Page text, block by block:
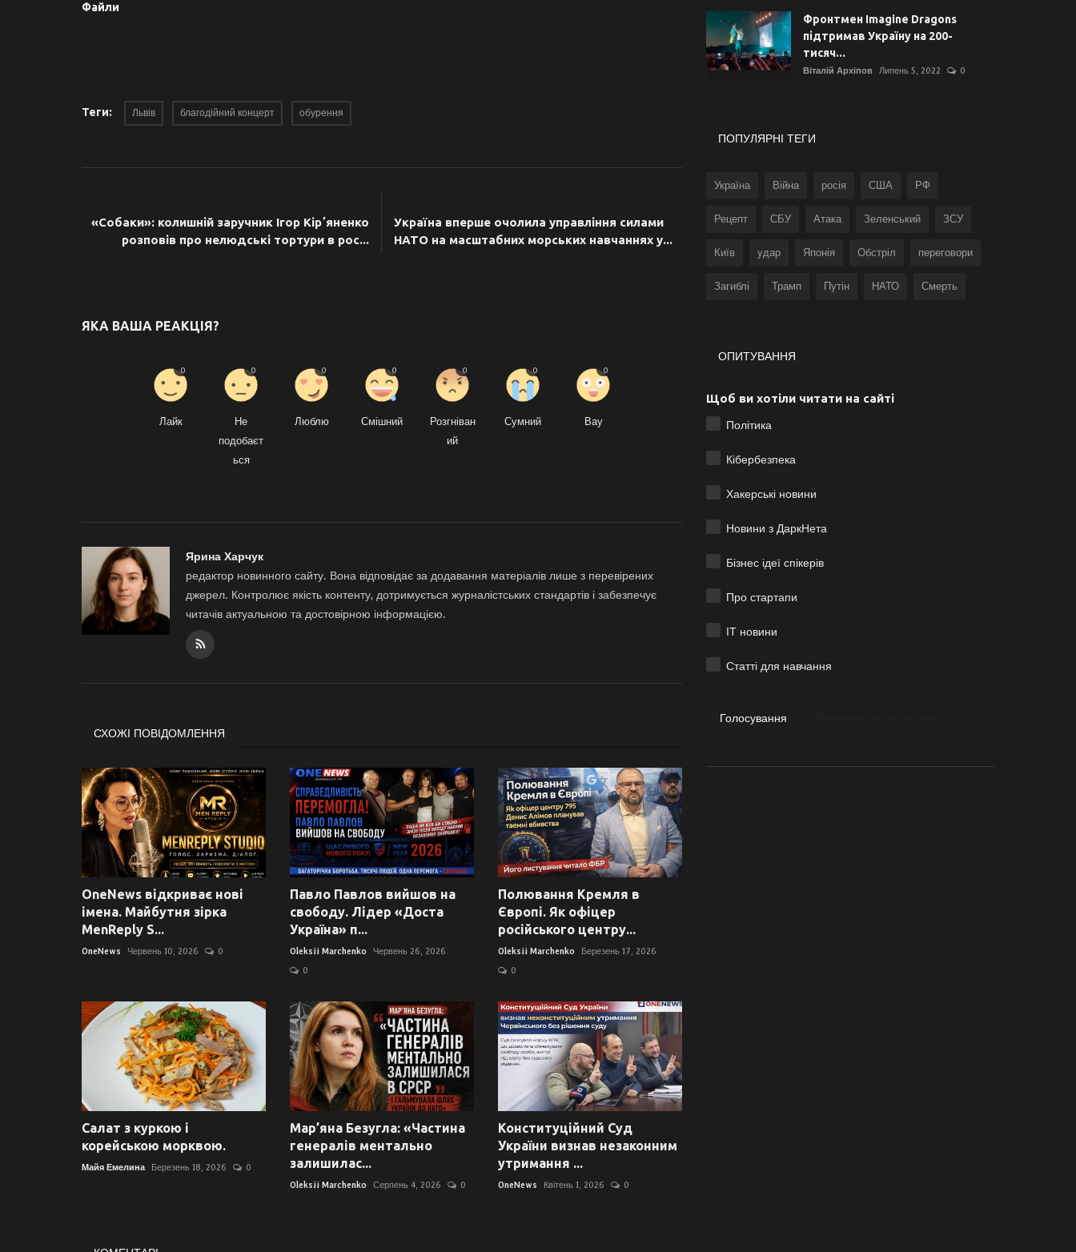
Файли
Теги: Львів благодійний концерт обурення
«Собаки»: колишній заручник Ігор Кірʼяненко
розповів про нелюдські тортури в рос...
Україна вперше очолила управління силами
НАТО на масштабних морських навчаннях у...
ЯКА ВАША РЕАКЦІЯ?
Лайк
0
Не
подобаєт
ься
0
Люблю
0
Смішний
0
Розгніван
ий
0
Сумний
0
Вау
0
Ярина Харчук
редактор новинного сайту. Вона відповідає за додавання матеріалів лише з перевірених
джерел. Контролює якість контенту, дотримується журналістських стандартів і забезпечує
читачів актуальною та достовірною інформацією.
СХОЖІ ПОВІДОМЛЕННЯ
OneNews відкриває нові
імена. Майбутня зірка
MenReply S...
OneNews Червень 10, 2026 0
Павло Павлов вийшов на
свободу. Лідер «Доста
Україна» п...
Oleksii Marchenko
Червень 26, 2026
0
Полювання Кремля в
Європі. Як офіцер
російського центру...
Oleksii Marchenko
Березень 17, 2026
0
Салат з куркою і
корейською морквою.
Майя Емелина Березень 18, 2026 0
Мар’яна Безугла: «Частина
генералів ментально
залишилас...
Oleksii Marchenko Серпень 4, 2026 0
Конституційний Суд
України визнав незаконним
утримання ...
OneNews Квітень 1, 2026 0
Фронтмен Imagine Dragons
підтримав Україну на 200-
тисяч...
Віталій Архіпов Липень 5, 2022 0
ПОПУЛЯРНІ ТЕГИ
Україна Війна росія США РФ
Рецепт СБУ Атака Зеленський ЗСУ
Київ удар Японія Обстріл переговори
Загиблі Трамп Путін НАТО Смерть
ОПИТУВАННЯ
Щоб ви хотіли читати на сайті
Політика
Кібербезпека
Хакерські новини
Новини з ДаркНета
Бізнес ідеї спікерів
Про стартапи
ІТ новини
Статті для навчання
Голосування